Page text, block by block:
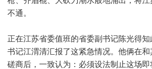
不通。
正在江苏省委值班的省委副书记陈光得
书记江渭清汇报了这紧急情况。他俩在
磋商后，一致认为：必须设法制止这场